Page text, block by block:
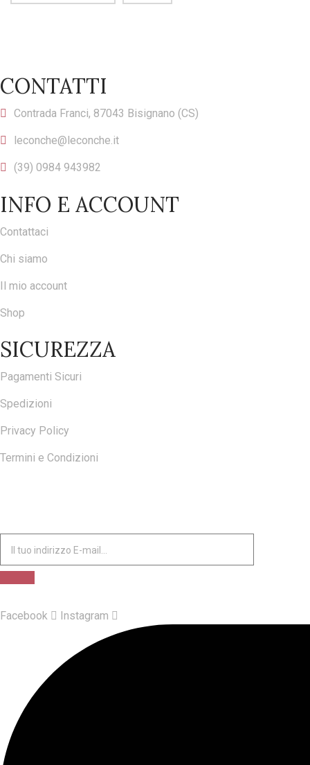
CONTATTI
Contrada Franci, 87043 Bisignano (CS)
leconche@leconche.it
(39) 0984 943982
INFO E ACCOUNT
Contattaci
Chi siamo
Il mio account
Shop
SICUREZZA
Pagamenti Sicuri
Spedizioni
Privacy Policy
Termini e Condizioni
Facebook Instagram